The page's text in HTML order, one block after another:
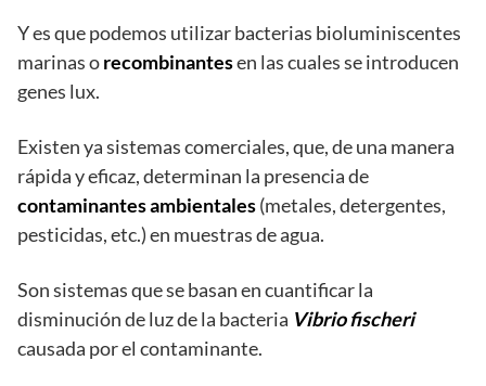
Y es que podemos utilizar bacterias bioluminiscentes
marinas orecombinantesen las cuales se introducen
genes lux.
Existen ya sistemas comerciales, que, de una manera
rápida y eficaz, determinan la presencia de
contaminantes ambientales(metales, detergentes,
pesticidas, etc.) en muestras de agua.
Son sistemas que se basan en cuantificar la
disminución de luz de la bacteria Vibrio fischeri
causada por el contaminante.